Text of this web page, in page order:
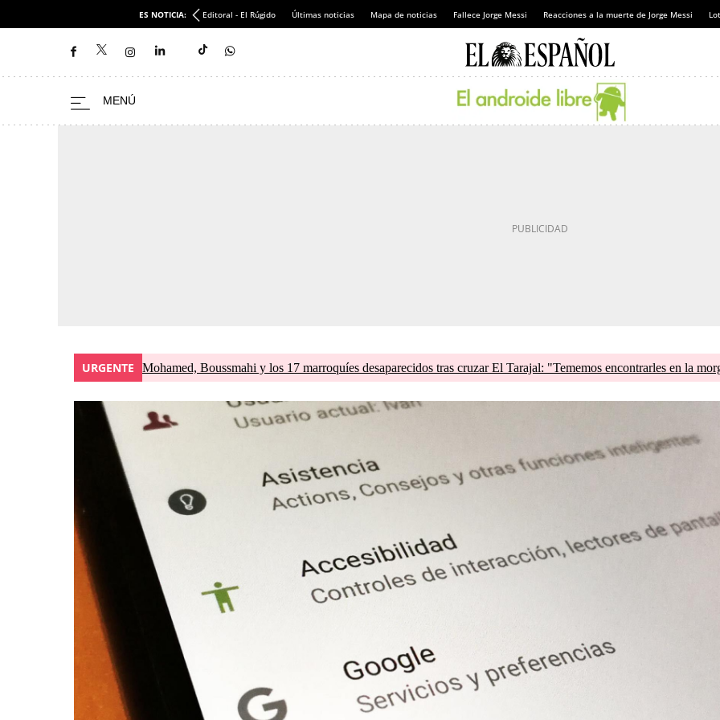
ES NOTICIA: Editoral - El Rúgido Últimas noticias Mapa de noticias Fallece Jorge Messi Reacciones a la muerte de Jorge Messi
URGENTE Mohamed, Boussmahi y los 17 marroquíes desaparecidos tras cruzar El Tarajal: "Tememos encontrarles en la